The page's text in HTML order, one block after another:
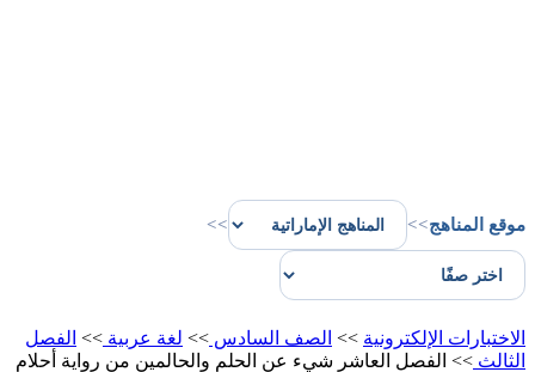
موقع المناهج>>
>>
الاختبارات الإلكترونية >> الصف السادس >> لغة عربية >> الفصل
الثالث >> الفصل العاشر شيء عن الحلم والحالمين من رواية أحلام